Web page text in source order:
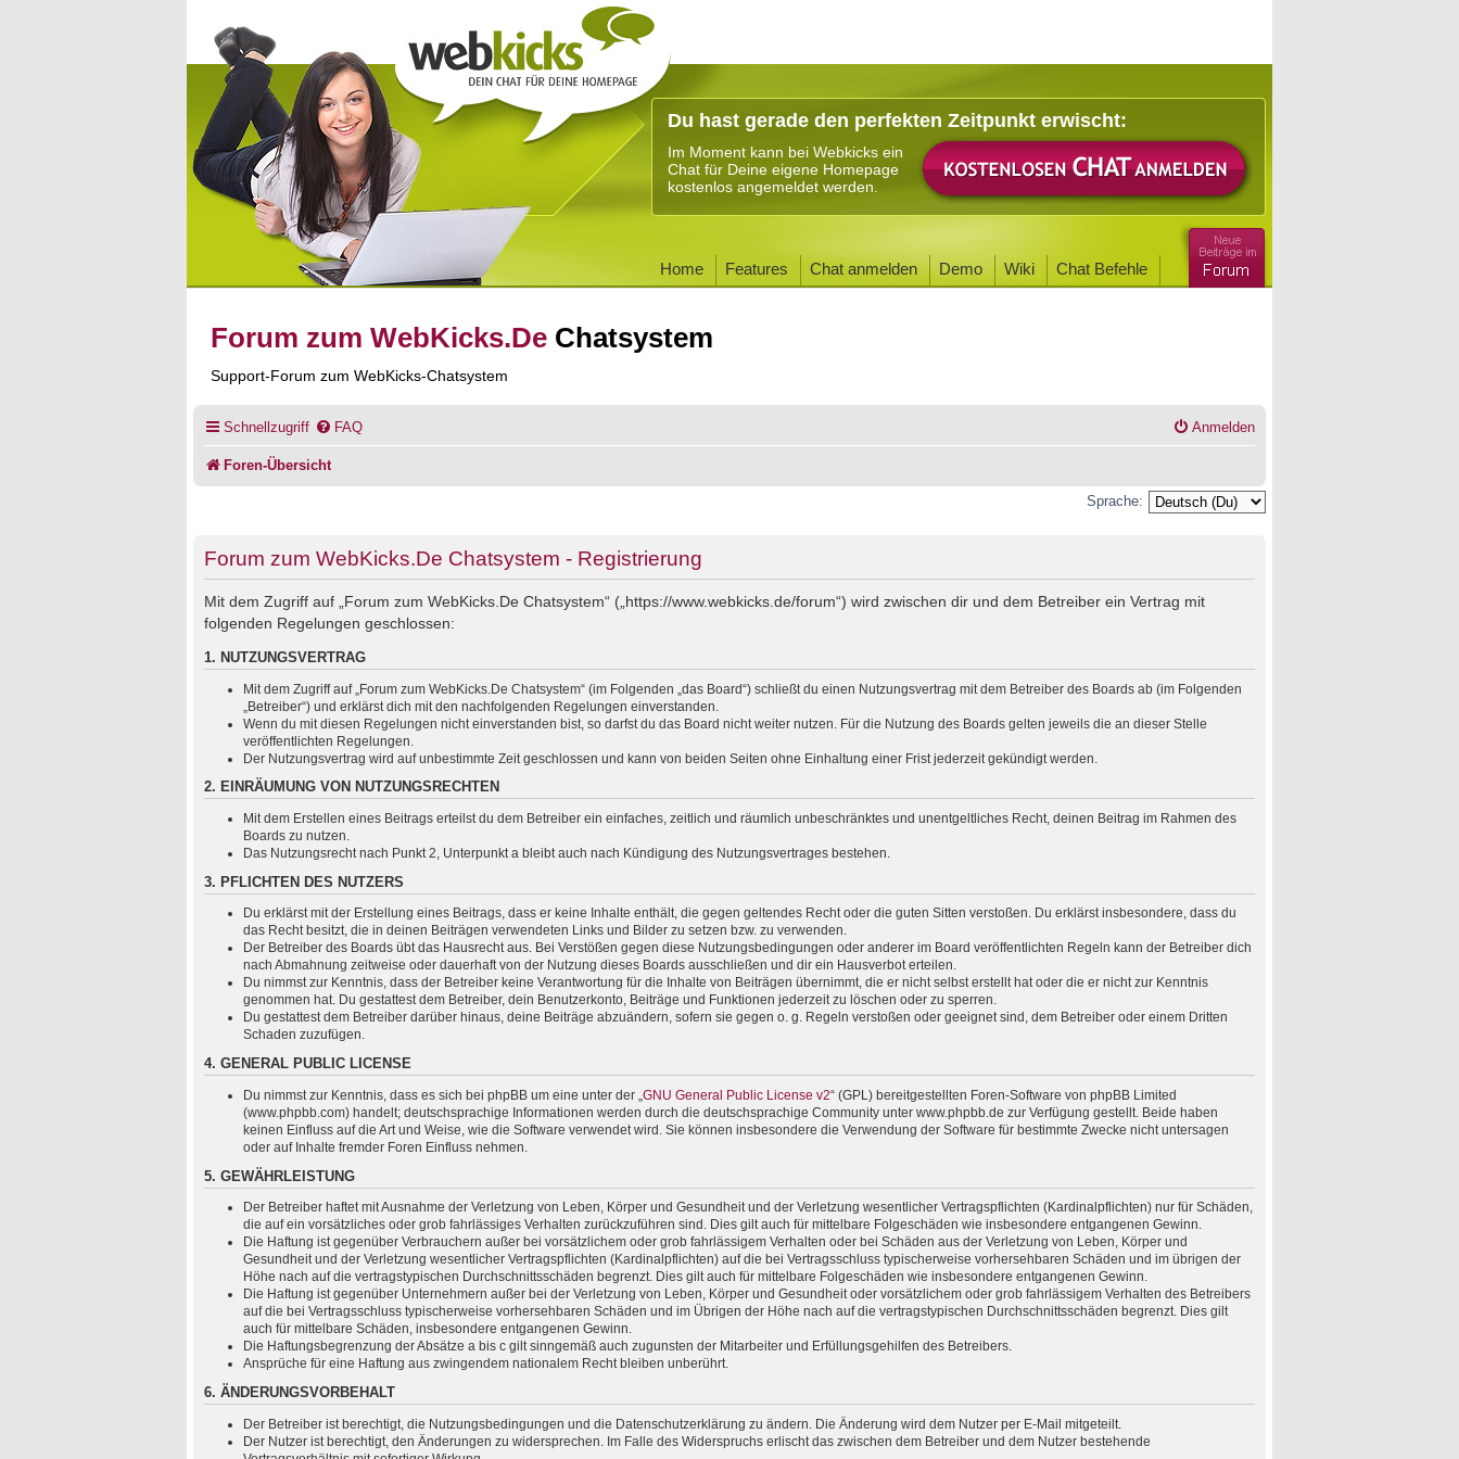
Du hast gerade den perfekten Zeitpunkt erwischt:
Im Moment kann bei Webkicks ein
Chat für Deine eigene Homepage
kostenlos angemeldet werden.
Home Features Chat anmelden Demo Wiki Chat Befehle
Forum zum WebKicks.De Chatsystem
Support-Forum zum WebKicks-Chatsystem
Schnellzugriff FAQ Anmelden
Foren-Übersicht
Sprache:
Forum zum WebKicks.De Chatsystem - Registrierung
Mit dem Zugriff auf „Forum zum WebKicks.De Chatsystem“ („https://www.webkicks.de/forum“) wird zwischen dir und dem Betreiber ein Vertrag mit
folgenden Regelungen geschlossen:
1. NUTZUNGSVERTRAG
Mit dem Zugriff auf „Forum zum WebKicks.De Chatsystem“ (im Folgenden „das Board“) schließt du einen Nutzungsvertrag mit dem Betreiber des Boards ab (im Folgenden
„Betreiber“) und erklärst dich mit den nachfolgenden Regelungen einverstanden.
Wenn du mit diesen Regelungen nicht einverstanden bist, so darfst du das Board nicht weiter nutzen. Für die Nutzung des Boards gelten jeweils die an dieser Stelle
veröffentlichten Regelungen.
Der Nutzungsvertrag wird auf unbestimmte Zeit geschlossen und kann von beiden Seiten ohne Einhaltung einer Frist jederzeit gekündigt werden.
2. EINRÄUMUNG VON NUTZUNGSRECHTEN
Mit dem Erstellen eines Beitrags erteilst du dem Betreiber ein einfaches, zeitlich und räumlich unbeschränktes und unentgeltliches Recht, deinen Beitrag im Rahmen des
Boards zu nutzen.
Das Nutzungsrecht nach Punkt 2, Unterpunkt a bleibt auch nach Kündigung des Nutzungsvertrages bestehen.
3. PFLICHTEN DES NUTZERS
Du erklärst mit der Erstellung eines Beitrags, dass er keine Inhalte enthält, die gegen geltendes Recht oder die guten Sitten verstoßen. Du erklärst insbesondere, dass du
das Recht besitzt, die in deinen Beiträgen verwendeten Links und Bilder zu setzen bzw. zu verwenden.
Der Betreiber des Boards übt das Hausrecht aus. Bei Verstößen gegen diese Nutzungsbedingungen oder anderer im Board veröffentlichten Regeln kann der Betreiber dich
nach Abmahnung zeitweise oder dauerhaft von der Nutzung dieses Boards ausschließen und dir ein Hausverbot erteilen.
Du nimmst zur Kenntnis, dass der Betreiber keine Verantwortung für die Inhalte von Beiträgen übernimmt, die er nicht selbst erstellt hat oder die er nicht zur Kenntnis
genommen hat. Du gestattest dem Betreiber, dein Benutzerkonto, Beiträge und Funktionen jederzeit zu löschen oder zu sperren.
Du gestattest dem Betreiber darüber hinaus, deine Beiträge abzuändern, sofern sie gegen o. g. Regeln verstoßen oder geeignet sind, dem Betreiber oder einem Dritten
Schaden zuzufügen.
4. GENERAL PUBLIC LICENSE
Du nimmst zur Kenntnis, dass es sich bei phpBB um eine unter der „ GNU General Public License v2“ (GPL) bereitgestellten Foren-Software von phpBB Limited
(www.phpbb.com) handelt; deutschsprachige Informationen werden durch die deutschsprachige Community unter www.phpbb.de zur Verfügung gestellt. Beide haben
keinen Einfluss auf die Art und Weise, wie die Software verwendet wird. Sie können insbesondere die Verwendung der Software für bestimmte Zwecke nicht untersagen
oder auf Inhalte fremder Foren Einfluss nehmen.
5. GEWÄHRLEISTUNG
Der Betreiber haftet mit Ausnahme der Verletzung von Leben, Körper und Gesundheit und der Verletzung wesentlicher Vertragspflichten (Kardinalpflichten) nur für Schäden,
die auf ein vorsätzliches oder grob fahrlässiges Verhalten zurückzuführen sind. Dies gilt auch für mittelbare Folgeschäden wie insbesondere entgangenen Gewinn.
Die Haftung ist gegenüber Verbrauchern außer bei vorsätzlichem oder grob fahrlässigem Verhalten oder bei Schäden aus der Verletzung von Leben, Körper und
Gesundheit und der Verletzung wesentlicher Vertragspflichten (Kardinalpflichten) auf die bei Vertragsschluss typischerweise vorhersehbaren Schäden und im übrigen der
Höhe nach auf die vertragstypischen Durchschnittsschäden begrenzt. Dies gilt auch für mittelbare Folgeschäden wie insbesondere entgangenen Gewinn.
Die Haftung ist gegenüber Unternehmern außer bei der Verletzung von Leben, Körper und Gesundheit oder vorsätzlichem oder grob fahrlässigem Verhalten des Betreibers
auf die bei Vertragsschluss typischerweise vorhersehbaren Schäden und im Übrigen der Höhe nach auf die vertragstypischen Durchschnittsschäden begrenzt. Dies gilt
auch für mittelbare Schäden, insbesondere entgangenen Gewinn.
Die Haftungsbegrenzung der Absätze a bis c gilt sinngemäß auch zugunsten der Mitarbeiter und Erfüllungsgehilfen des Betreibers.
Ansprüche für eine Haftung aus zwingendem nationalem Recht bleiben unberührt.
6. ÄNDERUNGSVORBEHALT
Der Betreiber ist berechtigt, die Nutzungsbedingungen und die Datenschutzerklärung zu ändern. Die Änderung wird dem Nutzer per E-Mail mitgeteilt.
Der Nutzer ist berechtigt, den Änderungen zu widersprechen. Im Falle des Widerspruchs erlischt das zwischen dem Betreiber und dem Nutzer bestehende